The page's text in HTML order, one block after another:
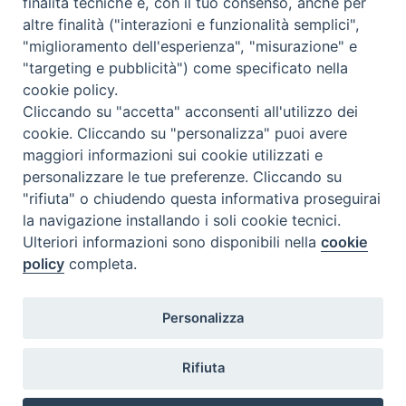
Istituto Superiore di Scienze Religiose
"Mons. Vincenzo Zoccali"
Via Pio XI, 236 - 89133 Reggio Calabria
Fax 0965597484
altre finalità ("interazioni e funzionalità semplici",
"miglioramento dell'esperienza", "misurazione" e
"targeting e pubblicità") come specificato nella
cookie policy.
Cliccando su "accetta" acconsenti all'utilizzo dei
cookie. Cliccando su "personalizza" puoi avere
maggiori informazioni sui cookie utilizzati e
personalizzare le tue preferenze. Cliccando su
"rifiuta" o chiudendo questa informativa proseguirai
la navigazione installando i soli cookie tecnici.
Ulteriori informazioni sono disponibili nellacookie
policy completa.
Personalizza
Rifiuta